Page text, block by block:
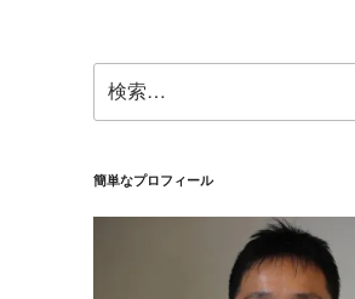
索:
簡単なプロフィール